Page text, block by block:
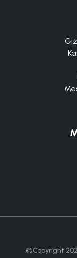
©Copyright